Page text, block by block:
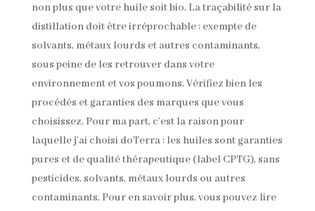
non plus que votre huile soit bio. La traçabilité sur la
distillation doit être irréprochable : exempte de
solvants, métaux lourds et autres contaminants,
sous peine de les retrouver dans votre
environnement et vos poumons. Vérifiez bien les
procédés et garanties des marques que vous
choisissez. Pour ma part, c’est la raison pour
laquelle j’ai choisi doTerra : les huiles sont garanties
pures et de qualité thérapeutique (label CPTG), sans
pesticides, solvants, métaux lourds ou autres
contaminants. Pour en savoir plus, vous pouvez lire